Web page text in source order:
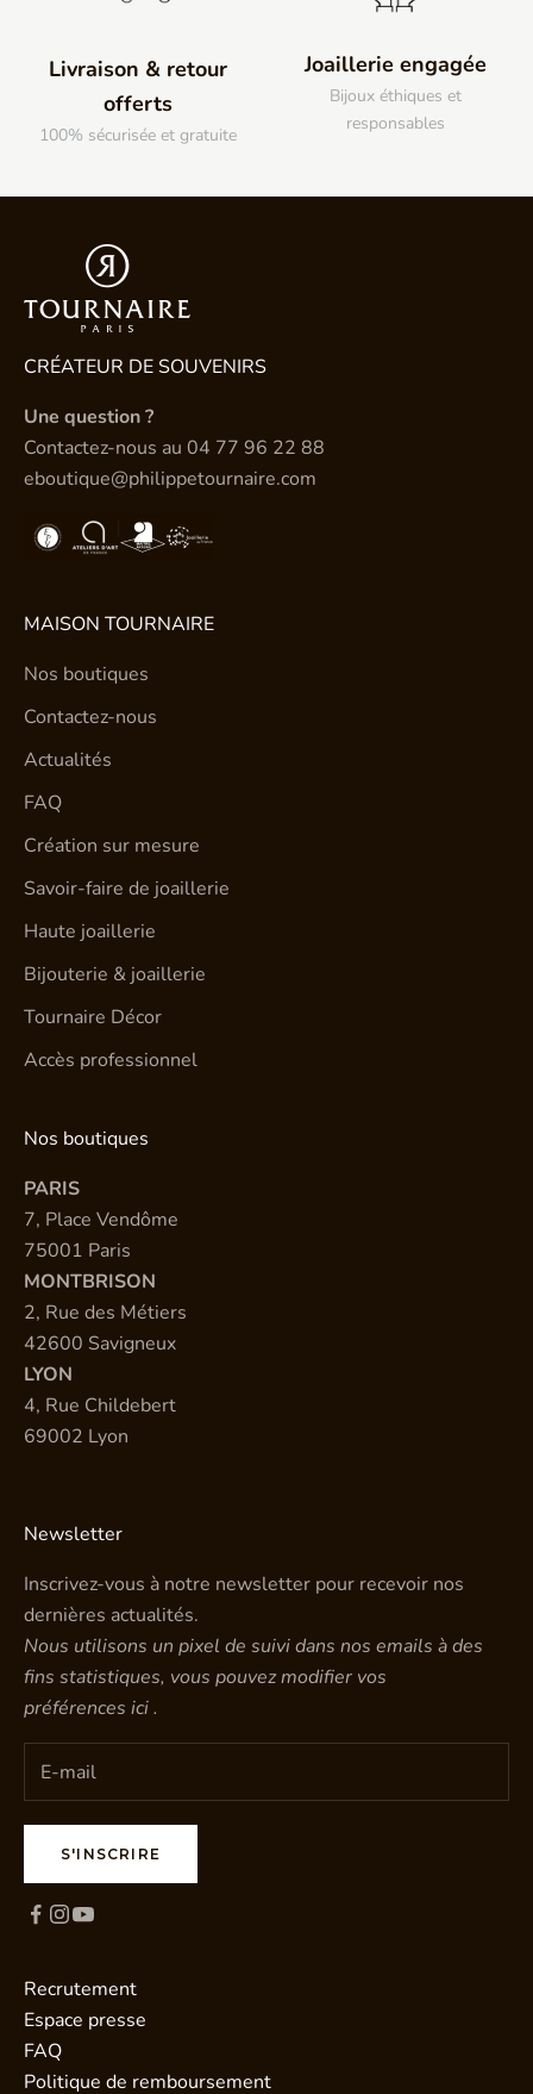
Livraison & retour
offerts
100% sécurisée et gratuite
Joaillerie engagée
Bijoux éthiques et
responsables
CRÉATEUR DE SOUVENIRS
Une question ?
Contactez-nous au 04 77 96 22 88
eboutique@philippetournaire.com
MAISON TOURNAIRE
Nos boutiques
Contactez-nous
Actualités
FAQ
Création sur mesure
Savoir-faire de joaillerie
Haute joaillerie
Bijouterie & joaillerie
Tournaire Décor
Accès professionnel
Nos boutiques
PARIS
7, Place Vendôme
75001 Paris
MONTBRISON
2, Rue des Métiers
42600 Savigneux
LYON
4, Rue Childebert
69002 Lyon
Newsletter
Inscrivez-vous à notre newsletter pour recevoir nos
dernières actualités.
Nous utilisons un pixel de suivi dans nos emails à des
fins statistiques, vous pouvez modifier vos
préférences ici.
S'INSCRIRE
Recrutement
Espace presse
FAQ
Politique de remboursement